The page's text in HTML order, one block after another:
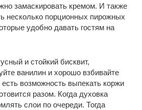
замаскировать кремом. И также
несколько порционных пирожных
удобно давать гостям на
и стойкий бисквит,
ванилин и хорошо взбивайте
возможность выпекать коржи
разом. Когда духовка
слои по очереди. Тогда